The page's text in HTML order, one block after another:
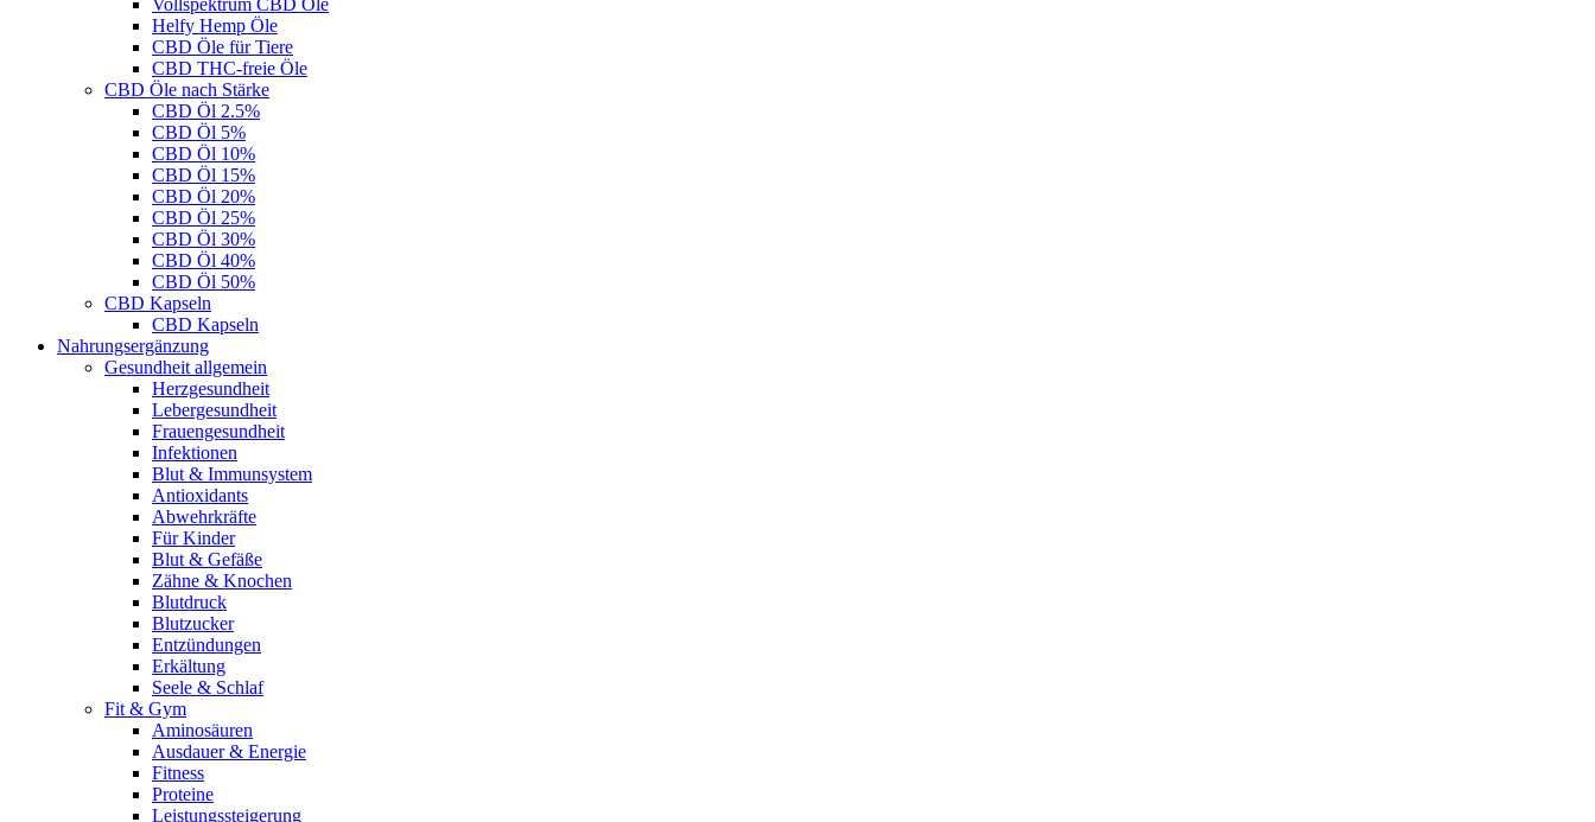
Vollspektrum CBD Öle
Helfy Hemp Öle
CBD Öle für Tiere
CBD THC-freie Öle
CBD Öle nach Stärke
CBD Öl 2.5%
CBD Öl 5%
CBD Öl 10%
CBD Öl 15%
CBD Öl 20%
CBD Öl 25%
CBD Öl 30%
CBD Öl 40%
CBD Öl 50%
CBD Kapseln
CBD Kapseln
Nahrungsergänzung
Gesundheit allgemein
Herzgesundheit
Lebergesundheit
Frauengesundheit
Infektionen
Blut & Immunsystem
Antioxidants
Abwehrkräfte
Für Kinder
Blut & Gefäße
Zähne & Knochen
Blutdruck
Blutzucker
Entzündungen
Erkältung
Seele & Schlaf
Fit & Gym
Aminosäuren
Ausdauer & Energie
Fitness
Proteine
Leistungssteigerung